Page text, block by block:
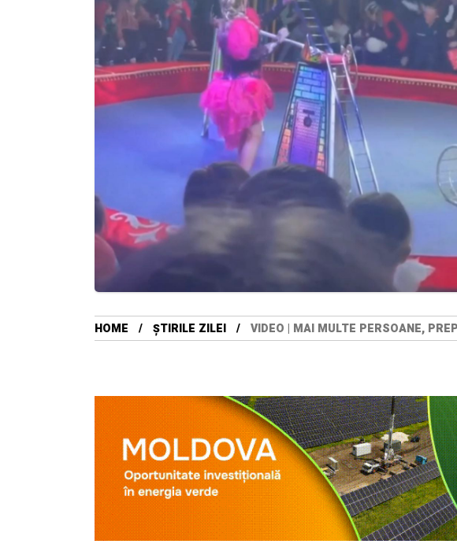
HOME ȘTIRILE ZILEI VIDEO | MAI MULTE PERSOANE,